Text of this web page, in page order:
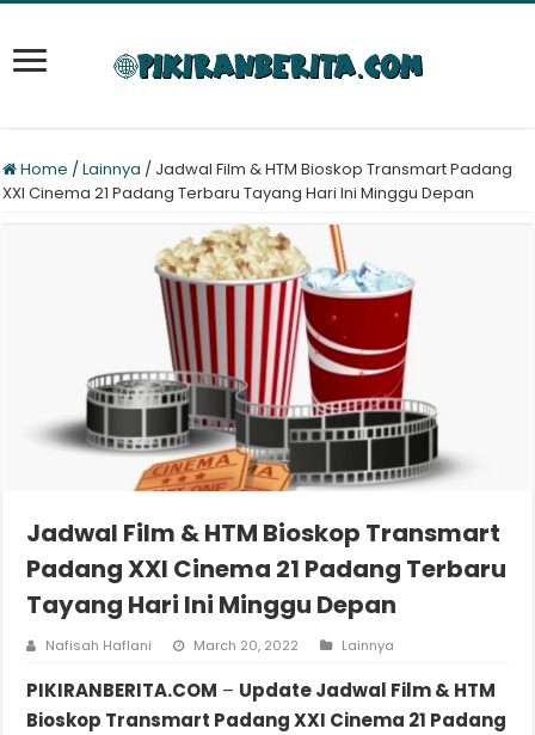
Home /Lainnya / Jadwal Film & HTM Bioskop Transmart Padang
XXI Cinema 21 Padang Terbaru Tayang Hari Ini Minggu Depan
Jadwal Film & HTM Bioskop Transmart
Padang XXI Cinema 21 Padang Terbaru
Tayang Hari Ini Minggu Depan
Nafisah Haflani March 20, 2022 Lainnya
PIKIRANBERITA.COM – Update Jadwal Film & HTM
Bioskop Transmart Padang XXI Cinema 21 Padang